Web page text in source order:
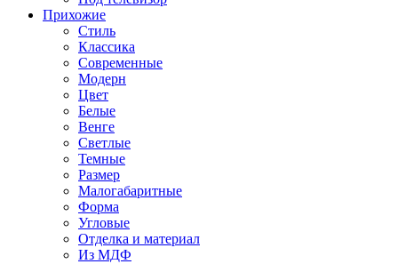
Прихожие
Стиль
Классика
Современные
Модерн
Цвет
Белые
Венге
Светлые
Темные
Размер
Малогабаритные
Форма
Угловые
Отделка и материал
Из МДФ